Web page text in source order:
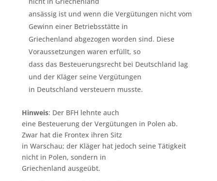
ansässig ist und wenn die Vergütungen nicht vom
Gewinn einer Betriebsstätte in
Griechenland abgezogen worden sind. Diese
Voraussetzungen waren erfüllt, so
dass das Besteuerungsrecht bei Deutschland lag
und der Kläger seine Vergütungen
in Deutschland versteuern musste.
Hinweis: Der BFH lehnte auch
eine Besteuerung der Vergütungen in Polen ab.
Zwar hat die Frontex ihren Sitz
in Warschau; der Kläger hat jedoch seine Tätigkeit
nicht in Polen, sondern in
Griechenland ausgeübt.